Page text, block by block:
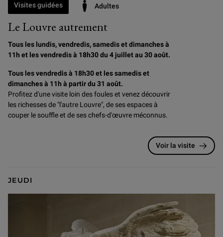
Le Louvre autrement
Visites guidées Adultes
Tous les lundis, vendredis, samedis et dimanches à
11h et les vendredis à 18h30 du 4 juillet au 30 août.
Tous les vendredis à 18h30 et les samedis et
dimanches à 11h à partir du 31 août.
Profitez d'une visite loin des foules et venez découvrir
les richesses de "l'autre Louvre", de ses espaces à
couper le souffle et de ses chefs-d'œuvre méconnus.
Voir la visite
JEUDI